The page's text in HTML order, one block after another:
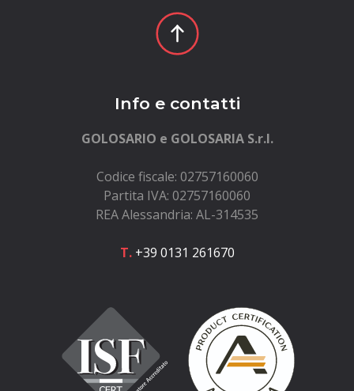
Info e contatti
GOLOSARIO e GOLOSARIA S.r.l.
Codice fiscale: 02757160060
Partita IVA: 02757160060
REA Alessandria: AL-314535
T.+39 0131 261670